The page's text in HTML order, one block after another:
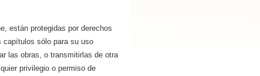
están protegidas por derechos
capítulos sólo para su uso
las obras, o transmitirlas de otra
privilegio o permiso de